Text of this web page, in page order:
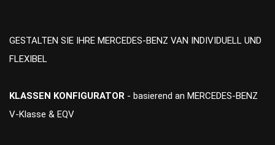
GESTALTEN SIE IHRE MERCEDES-BENZ VAN INDIVIDUELL UND
FLEXIBEL
KLASSEN KONFIGURATOR - basierend an MERCEDES-BENZ
V-Klasse & EQV